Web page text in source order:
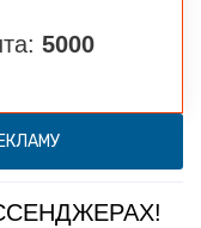
5000